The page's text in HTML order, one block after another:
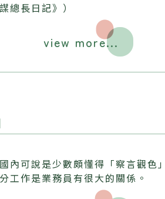
總長日記》）
view more...
內可說是少數頗懂得「察言觀色」
工作是業務員有很大的關係。